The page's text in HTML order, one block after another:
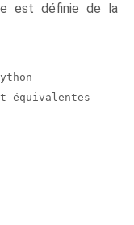
est définie de la
équivalentes